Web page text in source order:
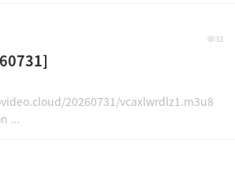
33
20260731/vcaxlwrdlz1.m3u8
...